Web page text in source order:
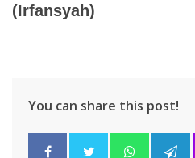
(Irfansyah)
You can share this post!